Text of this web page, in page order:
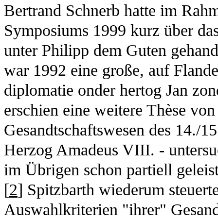
Bertrand Schnerb hatte im
Symposiums 1999 kurz über
unter Philipp dem Guten
war 1992 eine große, auf
diplomatie onder hertog Jan
erschien eine weitere Thèse
Gesandtschaftswesen des 14./
Herzog Amadeus VIII. -
im Übrigen schon partiell
[2] Spitzbarth wiederum
Auswahlkriterien "ihrer"